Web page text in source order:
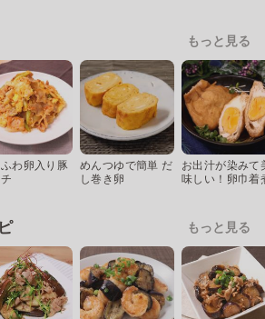
もっと見る
わ卵入り豚
めんつゆで簡単 だ
し巻き卵
お出汁が染みて
味しい！卵巾着
もっと見る